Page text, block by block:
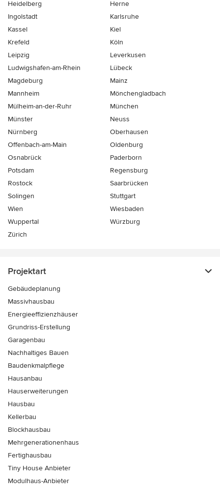
Heidelberg
Herne
Ingolstadt
Karlsruhe
Kassel
Kiel
Krefeld
Köln
Leipzig
Leverkusen
Ludwigshafen-am-Rhein
Lübeck
Magdeburg
Mainz
Mannheim
Mönchen­gladbach
Mülheim-an-der-Ruhr
München
Münster
Neuss
Nürnberg
Oberhausen
Offenbach-am-Main
Oldenburg
Osnabrück
Paderborn
Potsdam
Regensburg
Rostock
Saarbrücken
Solingen
Stuttgart
Wien
Wiesbaden
Wuppertal
Würzburg
Zürich
Projektart
Gebäudeplanung
Massivhausbau
Energieeffizienzhäuser
Grundriss-Erstellung
Garagenbau
Nachhaltiges Bauen
Baudenkmalpflege
Hausanbau
Hauserweiterungen
Hausbau
Kellerbau
Blockhausbau
Mehrgenerationenhaus
Fertighausbau
Tiny House Anbieter
Modulhaus-Anbieter